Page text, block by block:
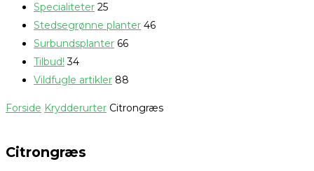
Specialiteter 25
Stedsegrønne planter 46
Surbundsplanter 66
Tilbud! 34
Vildfugle artikler 88
Forside Krydderurter Citrongræs
Citrongræs